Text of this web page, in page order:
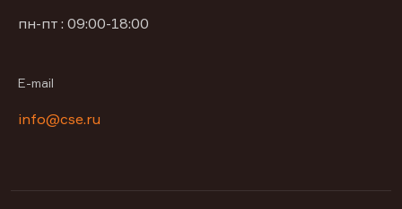
пн-пт : 09:00-18:00
E-mail
info@cse.ru